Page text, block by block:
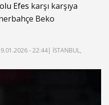
Efes karşı karşıya
Beko
- 22:44| İSTANBUL,